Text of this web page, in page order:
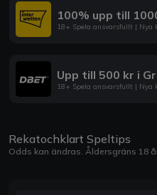
100% upp till
18+ Spela ansvarsfullt | Nya
Upp till 500 kr i
18+ Spela ansvarsfullt | Nya
Rekatochklart Speltips
Odds kan ändras. Åldersgräns 18